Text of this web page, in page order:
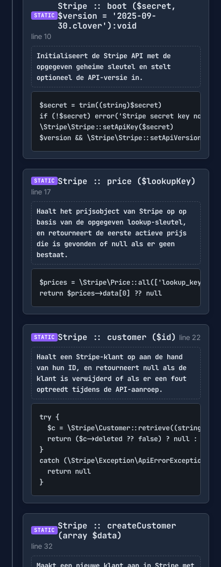
STATIC
Stripe :: boot ($secret,
$version = '2025-09-
30.clover') :void
line 10
Initialiseert de Stripe API met de
opgegeven geheime sleutel en stelt
optioneel de API-versie in.
$secret = trim((string)$secret)
if (!$secret) error('Stripe secret key not
\Stripe\Stripe::setApiKey($secret)
$version &&
STATIC Stripe :: price ($lookupKey)
line 17
Haalt het prijsobject van Stripe op op
basis van de opgegeven lookup-sleutel,
en retourneert de eerste actieve prijs
die is gevonden of null als er geen
bestaat.
$prices = \Stripe\Price::all(['lookup_keys'
return $prices->data[0] ?? null
STATIC Stripe :: customer ($id) line 22
Haalt een Stripe-klant op aan de hand
van hun ID, en retourneert null als de
klant is verwijderd of als er een fout
optreedt tijdens de API-aanroep.
try {
}
catch (\Stripe\Exception\ApiErrorException
}
STATIC Stripe :: createCustomer
(array $data)
line 32